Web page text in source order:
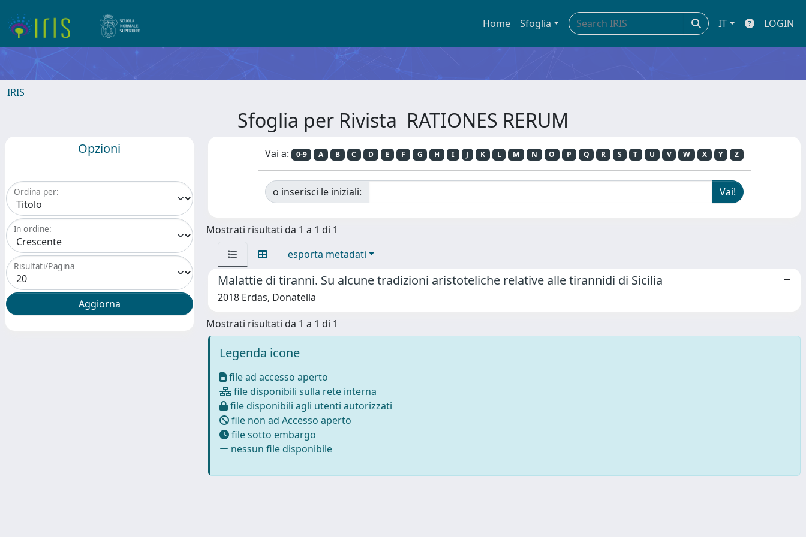
Home Sfoglia IT LOGIN
IRIS
Sfoglia per Rivista RATIONES RERUM
Opzioni
Ordina per:
In ordine:
Risultati/Pagina
Vai a: 0-9 A B C D E F G H I J K L M N O P Q R S T U V W X Y Z
o inserisci le iniziali:
Mostrati risultati da 1 a 1 di 1
esporta metadati
Malattie di tiranni. Su alcune tradizioni aristoteliche relative alle tirannidi di Sicilia
2018 Erdas, Donatella
Mostrati risultati da 1 a 1 di 1
Legenda icone
file ad accesso aperto
file disponibili sulla rete interna
file disponibili agli utenti autorizzati
file non ad Accesso aperto
file sotto embargo
nessun file disponibile